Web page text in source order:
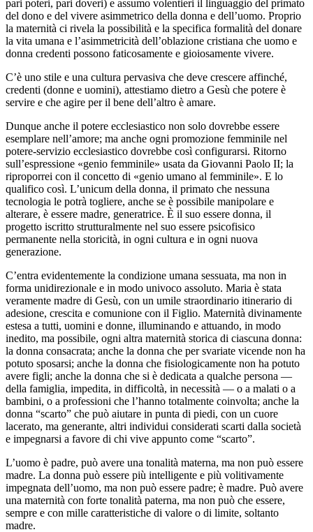
pari poteri, pari doveri) e assumo volentieri il linguaggio del primato
del dono e del vivere asimmetrico della donna e dell’uomo. Proprio
la maternità ci rivela la possibilità e la specifica formalità del donare
la vita umana e l’asimmetricità dell’oblazione cristiana che uomo e
donna credenti possono faticosamente e gioiosamente vivere.
C’è uno stile e una cultura pervasiva che deve crescere affinché,
credenti (donne e uomini), attestiamo dietro a Gesù che potere è
servire e che agire per il bene dell’altro è amare.
Dunque anche il potere ecclesiastico non solo dovrebbe essere
esemplare nell’amore; ma anche ogni promozione femminile nel
potere-servizio ecclesiastico dovrebbe così configurarsi. Ritorno
sull’espressione «genio femminile» usata da Giovanni Paolo II; la
riproporrei con il concetto di «genio umano al femminile». E lo
qualifico così. L’unicum della donna, il primato che nessuna
tecnologia le potrà togliere, anche se è possibile manipolare e
alterare, è essere madre, generatrice. È il suo essere donna, il
progetto iscritto strutturalmente nel suo essere psicofisico
permanente nella storicità, in ogni cultura e in ogni nuova
generazione.
C’entra evidentemente la condizione umana sessuata, ma non in
forma unidirezionale e in modo univoco assoluto. Maria è stata
veramente madre di Gesù, con un umile straordinario itinerario di
adesione, crescita e comunione con il Figlio. Maternità divinamente
estesa a tutti, uomini e donne, illuminando e attuando, in modo
inedito, ma possibile, ogni altra maternità storica di ciascuna donna:
la donna consacrata; anche la donna che per svariate vicende non ha
potuto sposarsi; anche la donna che fisiologicamente non ha potuto
avere figli; anche la donna che si è dedicata a qualche persona —
della famiglia, impedita, in difficoltà, in necessità — o a malati o a
bambini, o a professioni che l’hanno totalmente coinvolta; anche la
donna “scarto” che può aiutare in punta di piedi, con un cuore
lacerato, ma generante, altri individui considerati scarti dalla società
e impegnarsi a favore di chi vive appunto come “scarto”.
L’uomo è padre, può avere una tonalità materna, ma non può essere
madre. La donna può essere più intelligente e più volitivamente
impegnata dell’uomo, ma non può essere padre; è madre. Può avere
una maternità con forte tonalità paterna, ma non può che essere,
sempre e con mille caratteristiche di valore o di limite, soltanto
madre.